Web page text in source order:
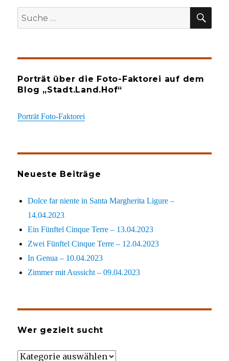
Suche
nach:
Porträt über die Foto-Faktorei auf dem
Blog „Stadt.Land.Hof“
Porträt Foto-Faktorei
Neueste Beiträge
Dolce far niente in Santa Margherita Ligure –
14.04.2023
Ein Fünftel Cinque Terre – 13.04.2023
Zwei Fünftel Cinque Terre – 12.04.2023
In Genua – 10.04.2023
Zimmer mit Aussicht – 09.04.2023
Wer gezielt sucht
Wer